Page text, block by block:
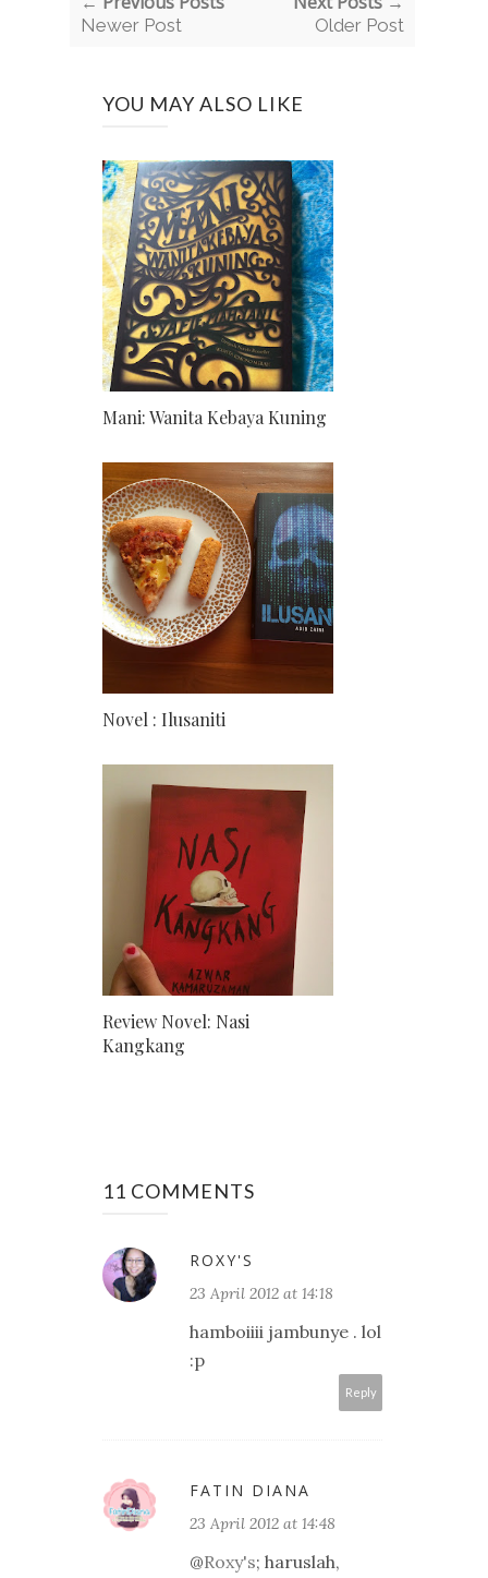
Newer Post Older Post
YOU MAY ALSO LIKE
Mani: Wanita Kebaya Kuning
Novel : Ilusaniti
Review Novel: Nasi
Kangkang
11 COMMENTS
ROXY'S
23 April 2012 at 14:18
hamboiiii jambunye . lol
:p
Reply
FATIN DIANA
23 April 2012 at 14:48
@Roxy's; haruslah,